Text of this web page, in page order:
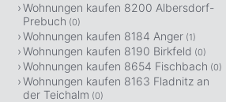
Wohnungen kaufen 8200 Albersdorf-
Prebuch (0)
Wohnungen kaufen 8184 Anger (1)
Wohnungen kaufen 8190 Birkfeld (0)
Wohnungen kaufen 8654 Fischbach (0)
Wohnungen kaufen 8163 Fladnitz an
der Teichalm (0)